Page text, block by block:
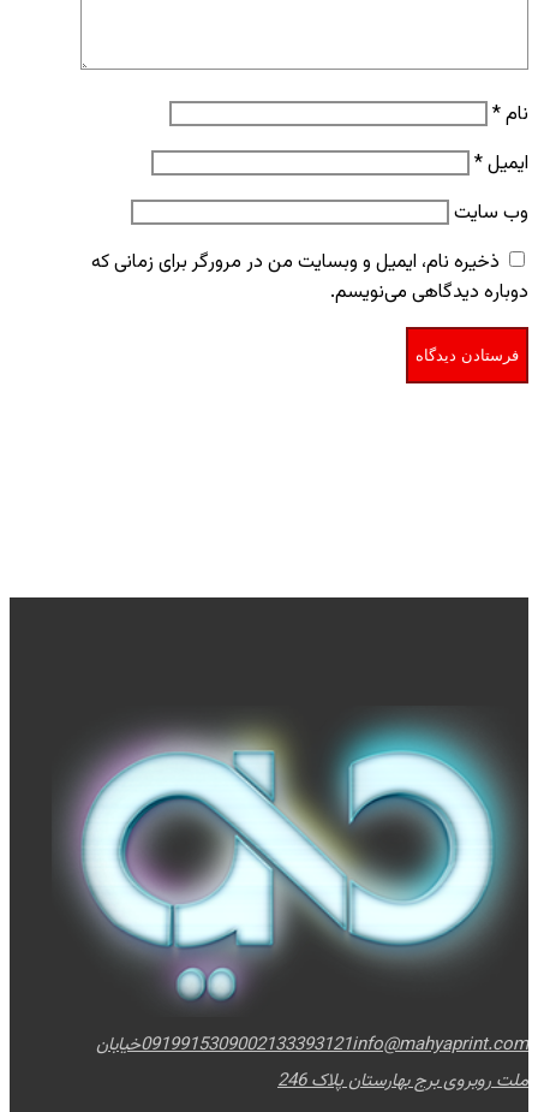
نام*
ایمیل*
وب‌ سایت
ذخیره نام، ایمیل و وبسایت من در مرورگر برای زمانی که
دوباره دیدگاهی می‌نویسم.
0919915309002133393121info@mahyaprint.com
خیابان
ملت روبروی برج بهارستان پلاک 246